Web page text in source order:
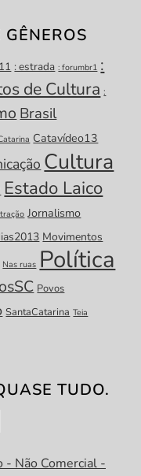
: estrada : forumbr1 :
de Cultura :
Brasil
Catavídeo13
Cultura
Estado Laico
Jornalismo
Movimentos
Nas ruas Política
Povos
SantaCatarina Teia
TUDO.
- Não Comercial -